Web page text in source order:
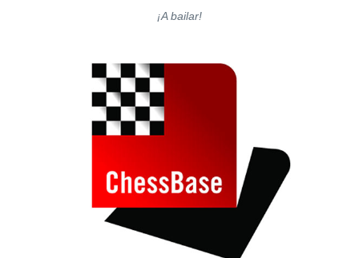
¡A bailar!